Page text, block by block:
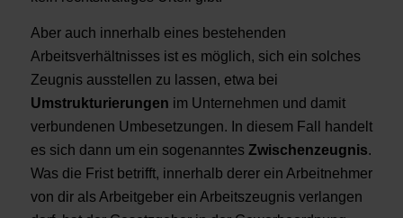
Aber auch innerhalb eines bestehenden
Arbeitsverhältnisses ist es möglich, sich ein solches
Zeugnis ausstellen zu lassen, etwa bei
Umstrukturierungen im Unternehmen und damit
verbundenen Umbesetzungen. In diesem Fall handelt
es sich dann um ein sogenanntes Zwischenzeugnis.
Was die Frist betrifft, innerhalb derer ein Arbeitnehmer
von dir als Arbeitgeber ein Arbeitszeugnis verlangen